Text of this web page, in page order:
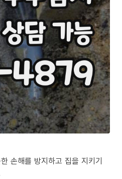
손해를 방지하고 집을 지키기